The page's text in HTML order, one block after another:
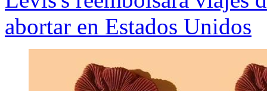
abortar en Estados Unidos